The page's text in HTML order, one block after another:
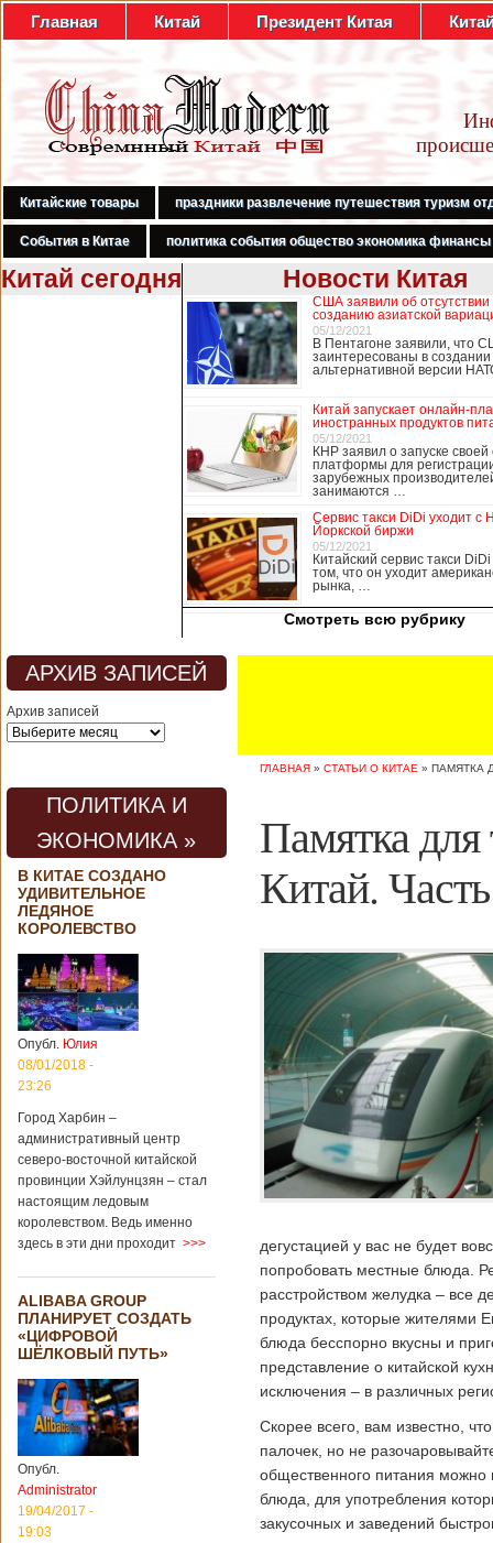
Главная Китай Президент Китая
Китайские товары праздники развлечение путешествия туризм
События в Китае политика события общество экономика финансы
Китай сегодня
чтобы власти
полностью
закрыли границу с
материковым
Китаем, что
короонавируса в
регионе.
протеста стало
профсоюзное
объединение
медицинских
работников. По
мнению
активистов,
больницы Гонконга
Подробнее...
Опубликовано
04/02/2020 - 15:45
Третий год
подряд Китай
становится
крупным
торговым
партнером
Германии
Как
свидетельствуют
данные, которые
Федеральным
статистическим
ведомством
Германии, в 2018
году статус самого
крупного торгового
партнера страны
остается за
Китаем, причем это
уже третий год
подряд. Объем
торговли между
Германией и
Новости Китая
США заявили об отсутствии
созданию азиатской
05/12/2021
В Пентагоне заявили, что
заинтересованы в создании
альтернативной версии
Китай запускает онлайн-
иностранных продуктов
05/12/2021
КНР заявил о запуске
платформы для
зарубежных
занимаются …
Сервис такси DiDi уходит с
Йоркской биржи
05/12/2021
Китайский сервис такси
том, что он уходит
рынка, …
Смотреть всю рубрику
АРХИВ ЗАПИСЕЙ
Архив записей
ПОЛИТИКА И
ЭКОНОМИКА »
В КИТАЕ СОЗДАНО
УДИВИТЕЛЬНОЕ
ЛЕДЯНОЕ
КОРОЛЕВСТВО
Опубл. Юлия
08/01/2018 -
23:26
Город Харбин –
административный центр
северо-восточной китайской
провинции Хэйлунцзян – стал
настоящим ледовым
королевством. Ведь именно
здесь в эти дни проходит >>>
ALIBABA GROUP
ПЛАНИРУЕТ СОЗДАТЬ
«ЦИФРОВОЙ
ШЁЛКОВЫЙ ПУТЬ»
Опубл.
Administrator
19/04/2017 -
19:03
ГЛАВНАЯ » СТАТЬИ О КИТАЕ » ПАМЯТКА
Памятка
Китай.
дегустацией у вас не будет
попробовать местные блюда.
расстройством желудка – все
продуктах, которые
блюда бесспорно вкусны и
представление о китайской
исключения – в различных
Скорее всего, вам известно,
палочек, но не
общественного питания можно
блюда, для употребления
закусочных и заведений